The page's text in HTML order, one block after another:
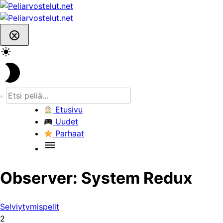
Skip
to
content
Etusivu
Uudet
Parhaat
Observer: System Redux
Selviytymispelit
2